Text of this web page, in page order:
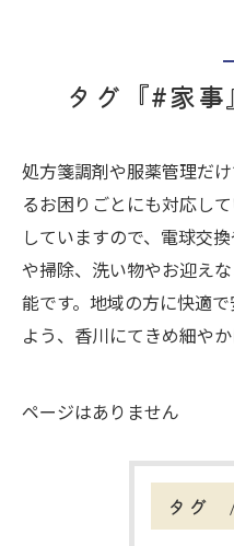
タグ『#家
処方箋調剤や服薬管理だ
るお困りごとにも対応し
していますので、電球交
や掃除、洗い物やお迎え
能です。地域の方に快適
よう、香川にてきめ細や
ページはありません
タグ